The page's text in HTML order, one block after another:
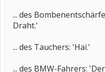
... des
Draht.'
... des Tauchers: 'Hai.'
... des BMW-Fahrers: